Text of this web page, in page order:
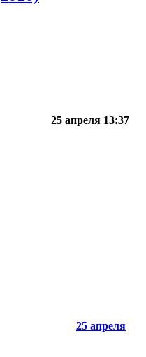
25 апреля 13:37
25 апреля